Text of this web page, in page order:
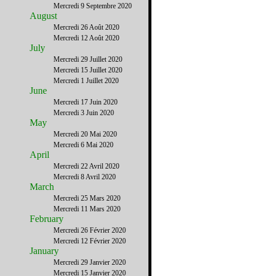
Mercredi 9 Septembre 2020
August
Mercredi 26 Août 2020
Mercredi 12 Août 2020
July
Mercredi 29 Juillet 2020
Mercredi 15 Juillet 2020
Mercredi 1 Juillet 2020
June
Mercredi 17 Juin 2020
Mercredi 3 Juin 2020
May
Mercredi 20 Mai 2020
Mercredi 6 Mai 2020
April
Mercredi 22 Avril 2020
Mercredi 8 Avril 2020
March
Mercredi 25 Mars 2020
Mercredi 11 Mars 2020
February
Mercredi 26 Février 2020
Mercredi 12 Février 2020
January
Mercredi 29 Janvier 2020
Mercredi 15 Janvier 2020